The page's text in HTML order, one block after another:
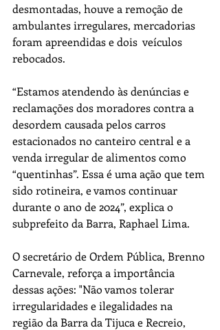
desmontadas, houve a remoção de
ambulantes irregulares, mercadorias
foram apreendidas e dois  veículos
rebocados.
“Estamos atendendo às denúncias e
reclamações dos moradores contra a
desordem causada pelos carros
estacionados no canteiro central e a
venda irregular de alimentos como
“quentinhas”. Essa é uma ação que tem
sido rotineira, e vamos continuar
durante o ano de 2024”, explica o
subprefeito da Barra, Raphael Lima.
O secretário de Ordem Pública, Brenno
Carnevale, reforça a importância
dessas ações: "Não vamos tolerar
irregularidades e ilegalidades na
região da Barra da Tijuca e Recreio,